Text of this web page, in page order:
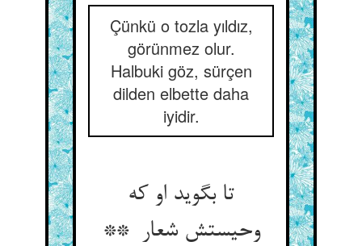
Çünkü o tozla yıldız,
görünmez olur.
Halbuki göz, sürçen
dilden elbette daha
iyidir.
تا بگوید او که
وحیستش شعار **